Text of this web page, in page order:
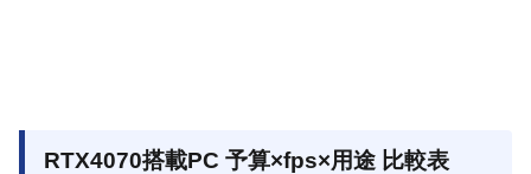
RTX4070搭載PC 予算×fps×用途 比較表